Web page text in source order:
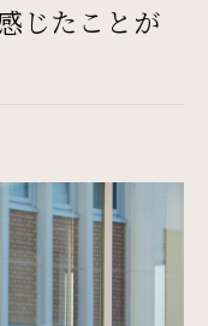
じたことが